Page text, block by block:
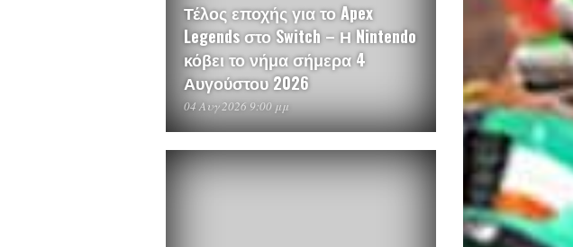
Τέλος εποχής για το Apex
Legends στο Switch – Η Nintendo
κόβει το νήμα σήμερα 4
Αυγούστου 2026
04 Αυγ 2026 9:00 μμ